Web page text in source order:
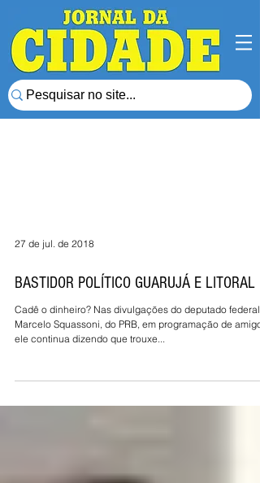
27 de jul. de 2018
BASTIDOR POLÍTICO GUARUJÁ E LITORAL
Cadê o dinheiro? Nas divulgações do deputado federal
Marcelo Squassoni, do PRB, em programação de
ele continua dizendo que trouxe...